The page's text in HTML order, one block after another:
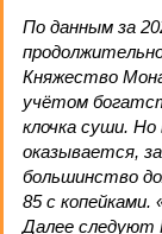
По данным за
Княжество
учётом
клочка суши.
оказывается,
большинство
85 с копейками.
Далее следуют